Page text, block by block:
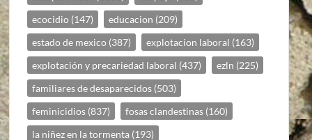
ecocidio (147) educacion (209)
estado de mexico (387) explotacion laboral (163)
explotación y precariedad laboral (437) ezln (225)
familiares de desaparecidos (503)
feminicidios (837) fosas clandestinas (160)
la niñez en la tormenta (193)